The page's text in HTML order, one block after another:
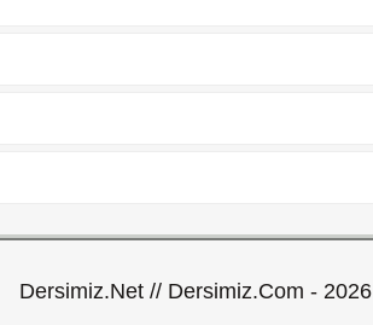
Dersimiz.Net // Dersimiz.Com - 2026